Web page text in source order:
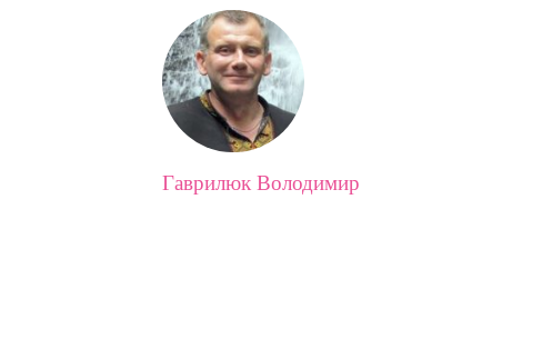
Гаврилюк Володимир